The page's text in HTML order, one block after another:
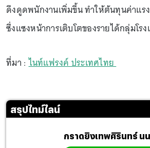
ดึงดูดพนักงานเพิ่มขึ้น ทำให้ต้นทุนค่าแร
ซึ่งแซงหน้าการเติบโตของรายได้กลุ่มโร
ที่มา :ไนท์แฟรงค์ ประเทศไทย
สรุปไทม์ไลน์
กราดยิงเทพศิรินทร์ น